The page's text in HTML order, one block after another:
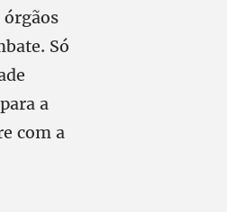
Só
a
com a